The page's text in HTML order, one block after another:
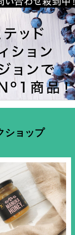
ショップ